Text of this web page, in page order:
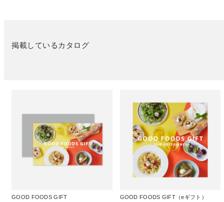
掲載しているカタログ
GOOD FOODS GIFT
GOOD FOODS GIFT（eギフト）